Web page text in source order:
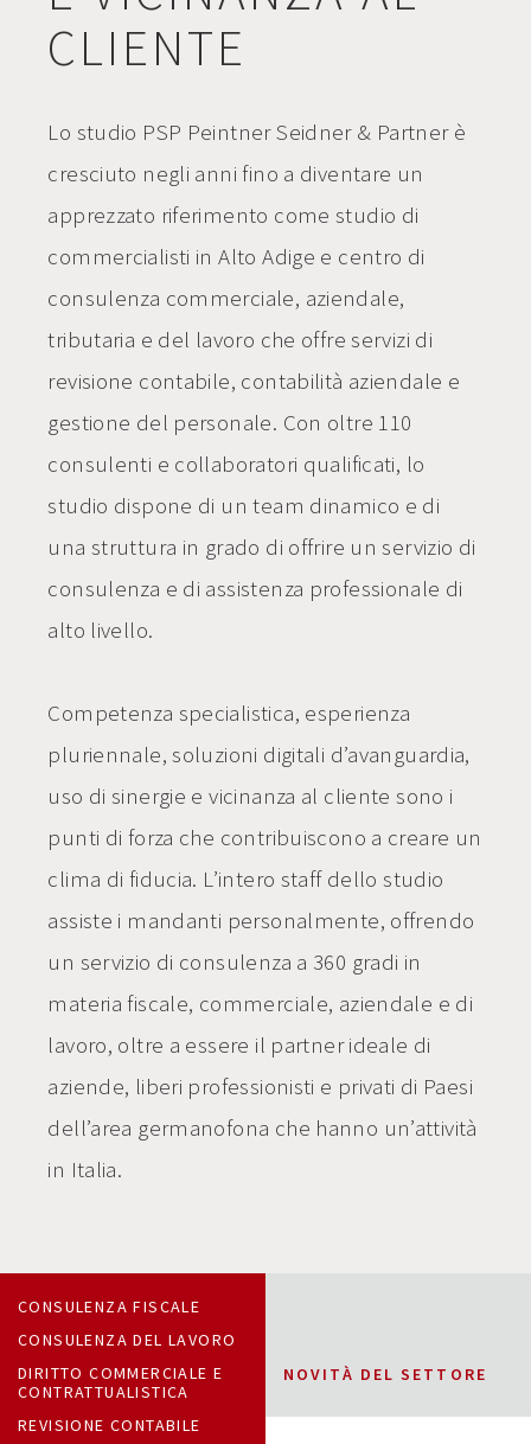
CLIENTE
Lo studio PSP Peintner Seidner & Partner è
cresciuto negli anni fino a diventare un
apprezzato riferimento comestudio di
commercialisti in Alto Adige e centro di
consulenza commerciale, aziendale,
tributaria e del lavoro che offre servizi di
revisione contabile, contabilità aziendale e
gestione del personale. Con oltre 110
consulenti e collaboratori qualificati, lo
studio dispone di un team dinamico e di
una struttura in grado di offrire un servizio di
consulenza e di assistenza professionale di
alto livello.
Competenza specialistica, esperienza
pluriennale, soluzioni digitali d’avanguardia,
uso di sinergie e vicinanza al cliente sono i
punti di forza che contribuiscono a creare un
clima di fiducia. L’intero staff dello studio
assiste i mandanti personalmente, offrendo
un servizio di consulenza a 360 gradi in
materia fiscale, commerciale, aziendale e di
lavoro, oltre a essere il partner ideale di
aziende, liberi professionisti e privati di Paesi
dell’area germanofona che hanno un’attività
in Italia.
CONSULENZA FISCALE
CONSULENZA DEL LAVORO
DIRITTO COMMERCIALE E
CONTRATTUALISTICA
REVISIONE CONTABILE
NOVITÀ DEL SETTORE